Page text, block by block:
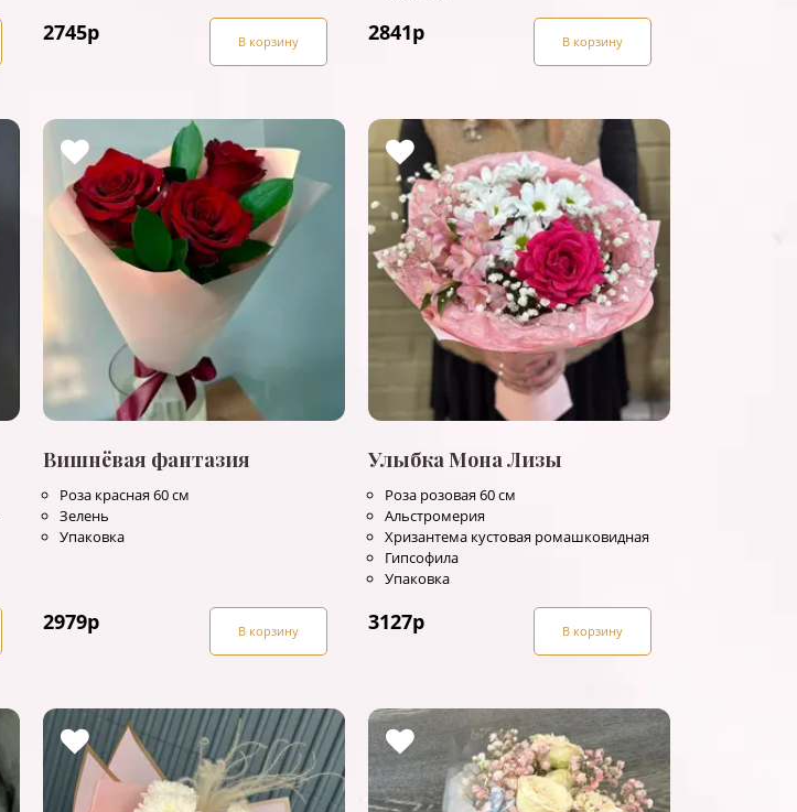
2745р В корзину 2841р В корзину
Вишнёвая фантазия
Роза красная 60 см
Зелень
Упаковка
2979р В корзину
Улыбка Мона Лизы
Роза розовая 60 см
Альстромерия
Хризантема кустовая ромашковидная
Гипсофила
Упаковка
3127р В корзину